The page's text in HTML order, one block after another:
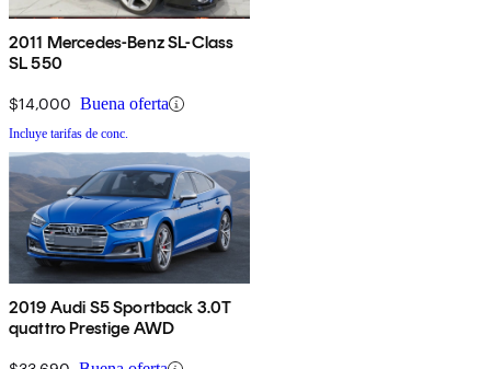
2011 Mercedes-Benz SL-Class
SL 550
$14,000 Buena oferta
Incluye tarifas de conc.
2019 Audi S5 Sportback 3.0T
quattro Prestige AWD